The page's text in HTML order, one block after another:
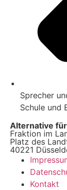
Sprecher
Schule und
Alternative
Fraktion im
Platz des
40221
Kontakt